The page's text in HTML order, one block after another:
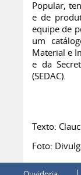
Popular,
e de
equipe de
um
Material e
e da
(SEDAC).
Texto:
Foto: